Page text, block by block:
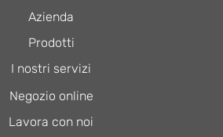
Azienda
Prodotti
I nostri servizi
Negozio online
Lavora con noi